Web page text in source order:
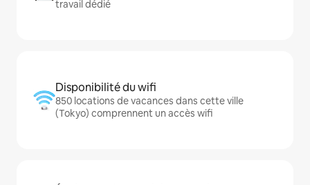
travail dédié
Disponibilité du wifi
850 locations de vacances dans cette ville
(Tokyo) comprennent un accès wifi